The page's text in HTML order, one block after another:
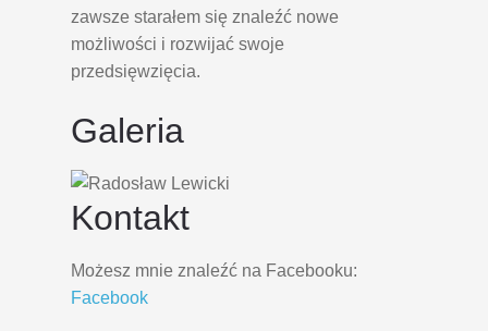
zawsze starałem się znaleźć nowe
możliwości i rozwijać swoje
przedsięwzięcia.
Galeria
Kontakt
Możesz mnie znaleźć na Facebooku:
Facebook